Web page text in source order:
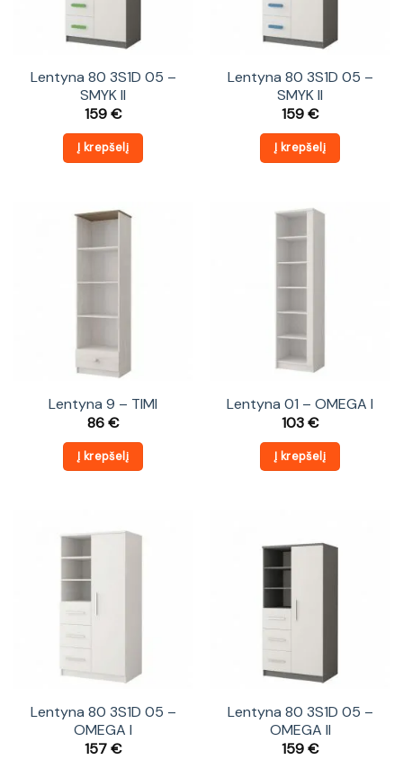
Lentyna 80 3S1D 05 –
SMYK II
159€
Į krepšelį
Lentyna 80 3S1D 05 –
SMYK II
159€
Į krepšelį
Lentyna 9 – TIMI
86€
Į krepšelį
Lentyna 01 – OMEGA I
103€
Į krepšelį
Lentyna 80 3S1D 05 –
OMEGA I
157€
Lentyna 80 3S1D 05 –
OMEGA II
159€